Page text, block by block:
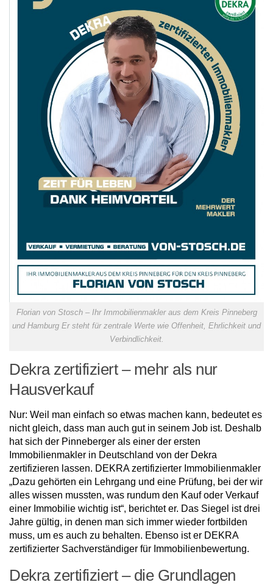
Florian von Stosch – Ihr Immobilienmakler aus dem Kreis Pinneberg
und Hamburg Er steht für zentrale Werte wie Offenheit, Ehrlichkeit und
Verbindlichkeit.
Dekra zertifiziert – mehr als nur
Hausverkauf
Nur: Weil man einfach so etwas machen kann, bedeutet es
nicht gleich, dass man auch gut in seinem Job ist. Deshalb
hat sich der Pinneberger als einer der ersten
Immobilienmakler in Deutschland von der Dekra
zertifizieren lassen. DEKRA zertifizierter Immobilienmakler
„Dazu gehörten ein Lehrgang und eine Prüfung, bei der wir
alles wissen mussten, was rundum den Kauf oder Verkauf
einer Immobilie wichtig ist“, berichtet er. Das Siegel ist drei
Jahre gültig, in denen man sich immer wieder fortbilden
muss, um es auch zu behalten. Ebenso ist er DEKRA
zertifizierter Sachverständiger für Immobilienbewertung.
Dekra zertifiziert – die Grundlagen